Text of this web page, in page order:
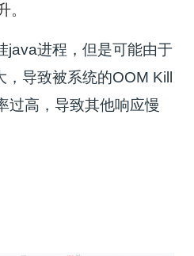
。
java进程，但是可能由于
，导致被系统的OOM Kill
过高，导致其他响应慢